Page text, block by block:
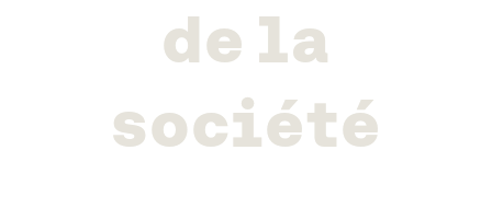
de la
société